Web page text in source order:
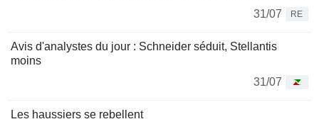
31/07
RE
Avis d'analystes du jour : Schneider séduit, Stellantis
moins
31/07
Les haussiers se rebellent